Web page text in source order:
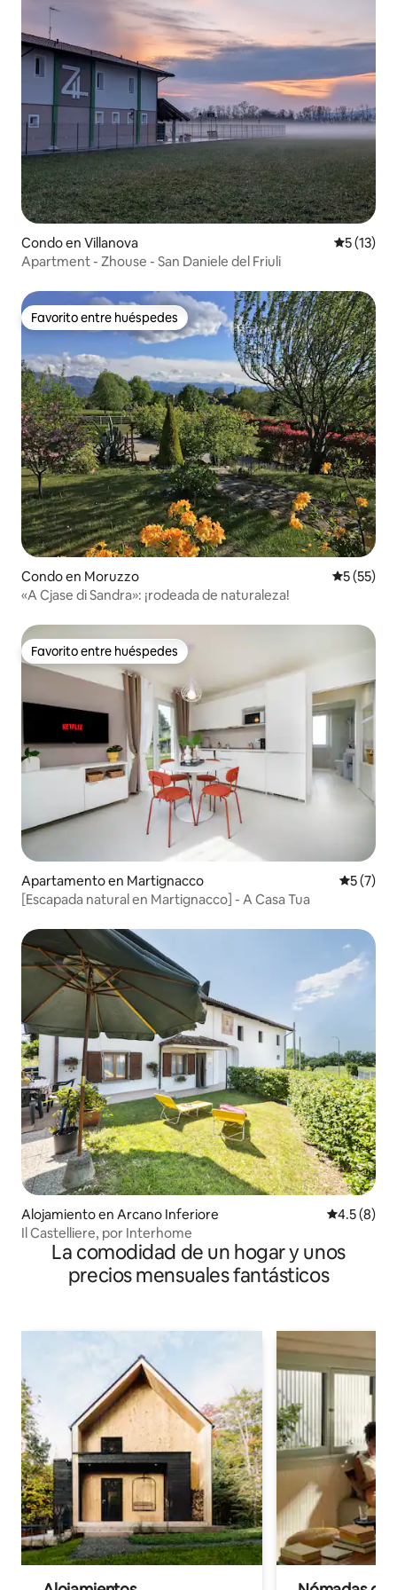
Condo en Villanova
5 (13)
Apartment - Zhouse - San Daniele del Friuli
Favorito entre huéspedes
Favorito entre huéspedes
Condo en Moruzzo
5 (55)
«A Cjase di Sandra»: ¡rodeada de naturaleza!
Favorito entre huéspedes
Favorito entre huéspedes
Apartamento en Martignacco
5 (7)
[Escapada natural en Martignacco] - A Casa Tua
Alojamiento en Arcano Inferiore
4.5 (8)
Il Castelliere, por Interhome
La comodidad de un hogar y unos
precios mensuales fantásticos